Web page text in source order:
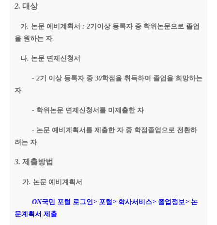
2. 대상
가. 논문 예비계획서 : 2기이상 등록자 중 학위논문으로 졸업
을 원하는 자
나. 논문 면제신청서
- 2기 이상 등록자 중 30학점을 취득하여 졸업을 희망하는
자
- 학위논문 면제신청서를 미제출한 자
- 논문 예비계획서를 제출한 자 중 학점졸업으로 전환하
려는 자
3. 제출방법
가. 논문 예비계획서
ON국민 포털 로그인> 포털 > 학사서비스> 졸업정보> 논
문계획서 제출